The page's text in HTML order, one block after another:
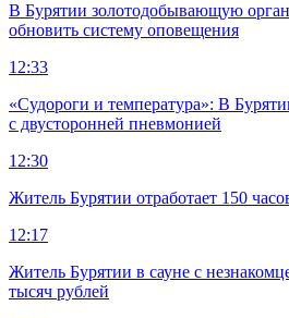
В Бурятии золотодобывающую
обновить систему оповещения
12:33
«Судороги и температура»: В
с двусторонней пневмонией
12:30
Житель Бурятии отработает 150
12:17
Житель Бурятии в сауне с
тысяч рублей